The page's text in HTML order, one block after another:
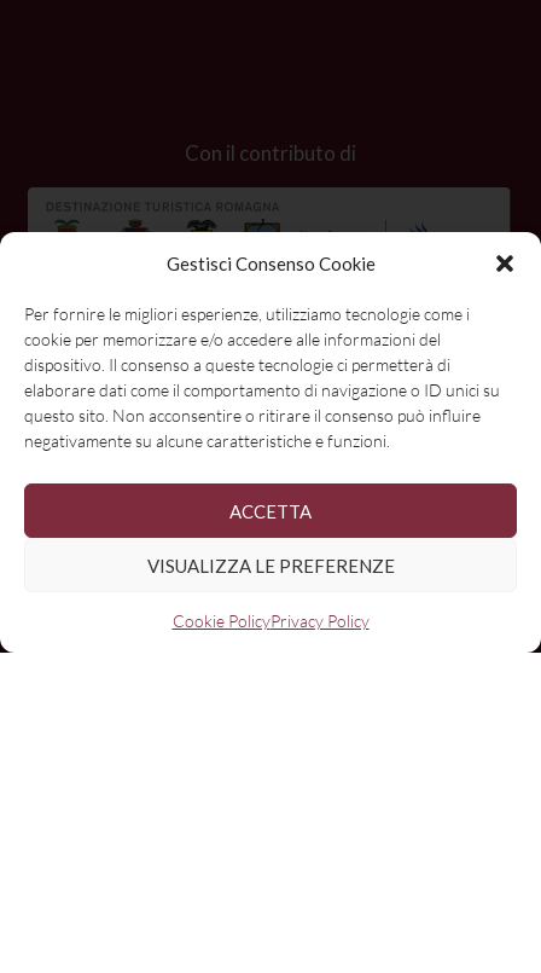
Gestisci Consenso Cookie
Per fornire le migliori esperienze, utilizziamo tecnologie come i
cookie per memorizzare e/o accedere alle informazioni del
dispositivo. Il consenso a queste tecnologie ci permetterà di
elaborare dati come il comportamento di navigazione o ID unici su
questo sito. Non acconsentire o ritirare il consenso può influire
negativamente su alcune caratteristiche e funzioni.
ACCETTA
VISUALIZZA LE PREFERENZE
Cookie PolicyPrivacy Policy
Con il contributo di